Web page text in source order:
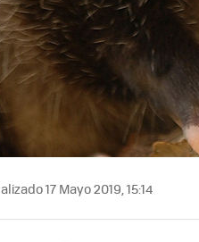
17 Mayo 2019, 15:14